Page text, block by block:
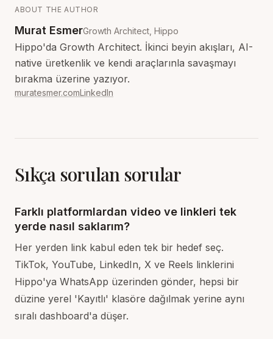
ABOUT THE AUTHOR
Murat EsmerGrowth Architect, Hippo
Hippo'da Growth Architect. İkinci beyin akışları, AI-
native üretkenlik ve kendi araçlarınla savaşmayı
bırakma üzerine yazıyor.
muratesmer.comLinkedIn
Sıkça sorulan sorular
Farklı platformlardan video ve linkleri tek
yerde nasıl saklarım?
Her yerden link kabul eden tek bir hedef seç.
TikTok, YouTube, LinkedIn, X ve Reels linklerini
Hippo'ya WhatsApp üzerinden gönder, hepsi bir
düzine yerel 'Kayıtlı' klasöre dağılmak yerine aynı
sıralı dashboard'a düşer.